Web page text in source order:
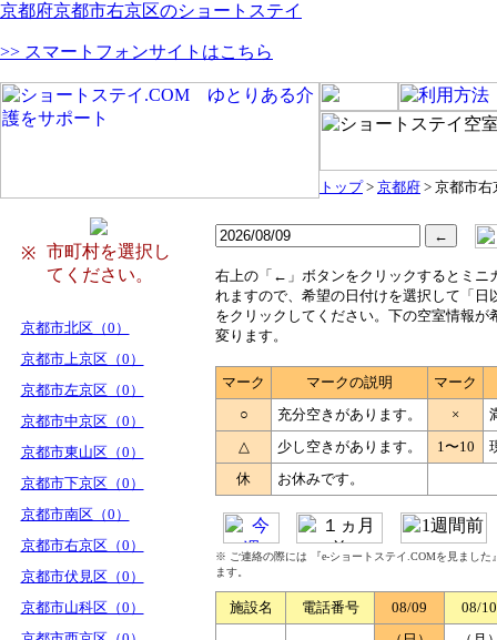
京都府京都市右京区のショートステイ
>> スマートフォンサイトはこちら
トップ> 京都府 > 京都市右
※
市町村を選択し
てください。
京都市北区（0）
京都市上京区（0）
京都市左京区（0）
京都市中京区（0）
京都市東山区（0）
京都市下京区（0）
京都市南区（0）
京都市右京区（0）
京都市伏見区（0）
京都市山科区（0）
右上の「←」ボタンをクリックするとミニ
れますので、希望の日付けを選択して「日
をクリックしてください。下の空室情報が
変ります。
マーク マークの説明
マーク
○
充分空きがあります。 ×
△
少し空きがあります。 1〜10
休
お休みです。
※ ご連絡の際には 『e-ショートステイ.COMを見まし
ます。
施設名 電話番号 08/09
08/10